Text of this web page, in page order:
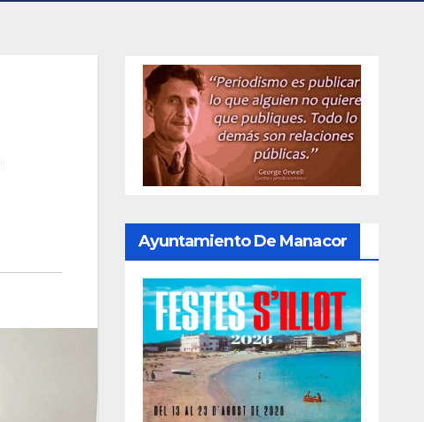
Ayuntamiento De Manacor